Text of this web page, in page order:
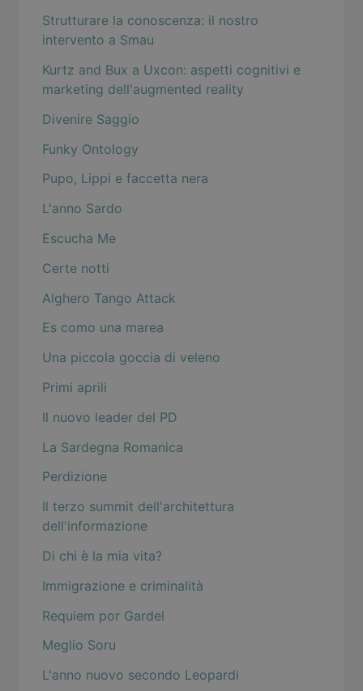
Strutturare la conoscenza: il nostro
intervento a Smau
Kurtz and Bux a Uxcon: aspetti cognitivi e
marketing dell'augmented reality
Divenire Saggio
Funky Ontology
Pupo, Lippi e faccetta nera
L'anno Sardo
Escucha Me
Certe notti
Alghero Tango Attack
Es como una marea
Una piccola goccia di veleno
Primi aprili
Il nuovo leader del PD
La Sardegna Romanica
Perdizione
Il terzo summit dell'architettura
dell'informazione
Di chi è la mia vita?
Immigrazione e criminalità
Requiem por Gardel
Meglio Soru
L'anno nuovo secondo Leopardi